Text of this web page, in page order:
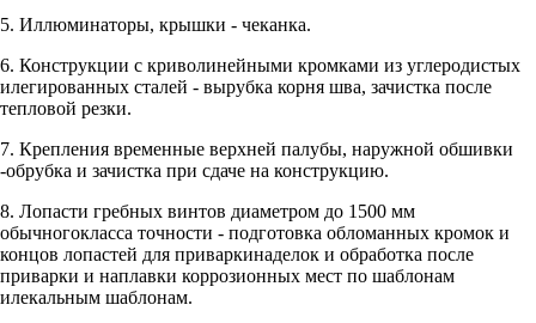
5. Иллюминаторы, крышки - чеканка.
6. Конструкции с криволинейными кромками из углеродистых
илегированных сталей - вырубка корня шва, зачистка после
тепловой резки.
7. Крепления временные верхней палубы, наружной обшивки
-обрубка и зачистка при сдаче на конструкцию.
8. Лопасти гребных винтов диаметром до 1500 мм
обычногокласса точности - подготовка обломанных кромок и
концов лопастей для приваркинаделок и обработка после
приварки и наплавки коррозионных мест по шаблонам
илекальным шаблонам.